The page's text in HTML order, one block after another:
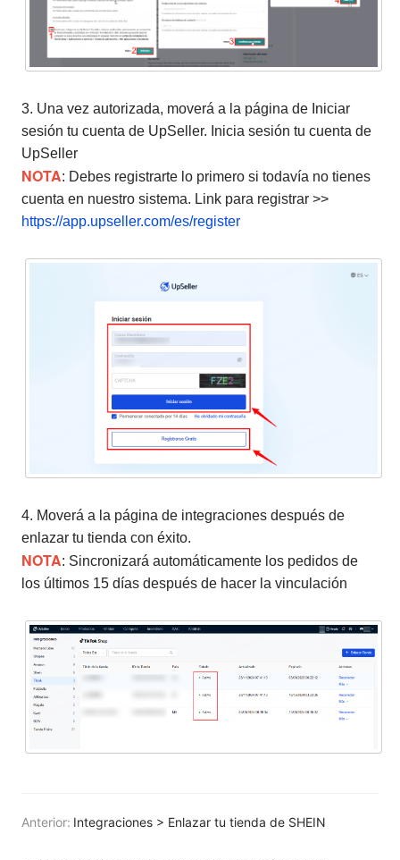
3. Una vez autorizada, moverá a la página de Iniciar
sesión tu cuenta de UpSeller. Inicia sesión tu cuenta de
UpSeller
NOTA: Debes registrarte lo primero si todavía no tienes
cuenta en nuestro sistema. Link para registrar >>
https://app.upseller.com/es/register
4. Moverá a la página de integraciones después de
enlazar tu tienda con éxito.
NOTA: Sincronizará automáticamente los pedidos de
los últimos 15 días después de hacer la vinculación
Anterior: Integraciones > Enlazar tu tienda de SHEIN